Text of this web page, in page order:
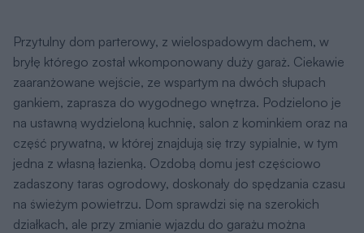
Przytulny dom parterowy, z wielospadowym dachem, w
bryłę którego został wkomponowany duży garaż. Ciekawie
zaaranżowane wejście, ze wspartym na dwóch słupach
gankiem, zaprasza do wygodnego wnętrza. Podzielono je
na ustawną wydzieloną kuchnię, salon z kominkiem oraz na
część prywatną, w której znajdują się trzy sypialnie, w tym
jedna z własną łazienką. Ozdobą domu jest częściowo
zadaszony taras ogrodowy, doskonały do spędzania czasu
na świeżym powietrzu. Dom sprawdzi się na szerokich
działkach, ale przy zmianie wjazdu do garażu można